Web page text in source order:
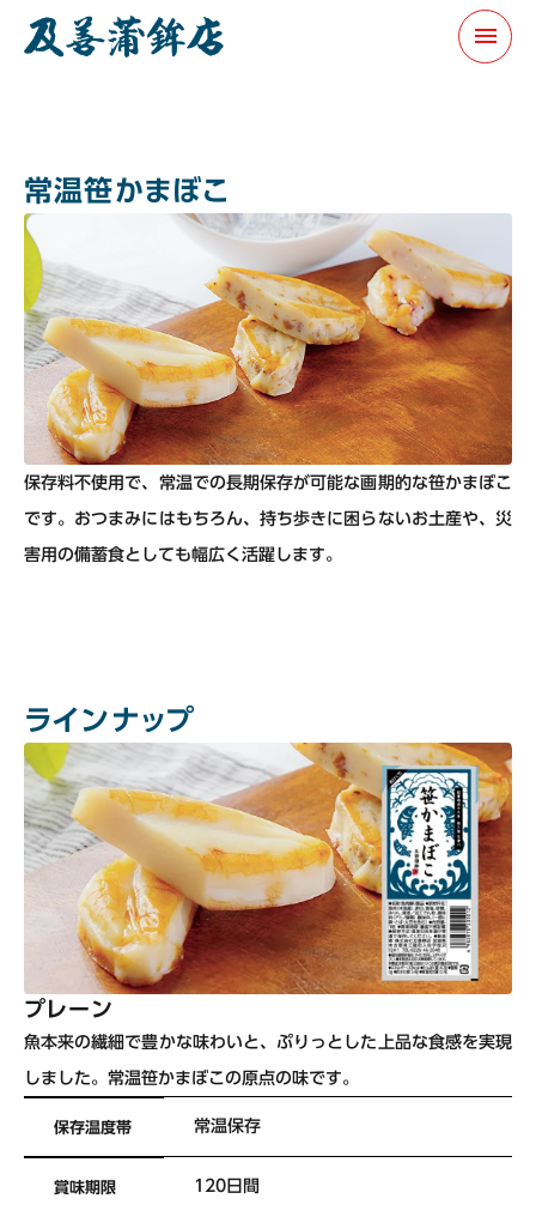
menu
常温笹かまぼこ
保存料不使用で、常温での長期保存が可能な画期的な笹かまぼこ
です。おつまみにはもちろん、持ち歩きに困らないお土産や、災
害用の備蓄食としても幅広く活躍します。
ラインナップ
プレーン
魚本来の繊細で豊かな味わいと、ぷりっとした上品な食感を実現
しました。常温笹かまぼこの原点の味です。
保存温度帯 常温保存
賞味期限 120日間